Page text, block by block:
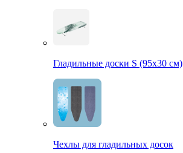
Гладильные доски S (95х30 см)
Чехлы для гладильных досок